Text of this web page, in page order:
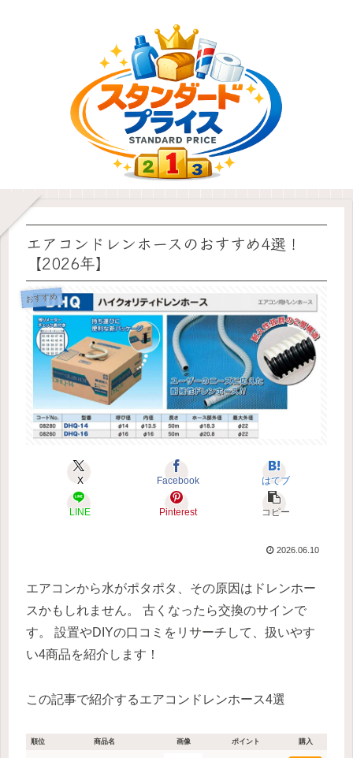
エアコンドレンホースのおすすめ4選！
【2026年】
おすすめ
X Facebook はてブ
LINE Pinterest コピー
2026.06.10
エアコンから水がポタポタ、その原因はドレンホー
スかもしれません。 古くなったら交換のサインで
す。 設置やDIYの口コミをリサーチして、扱いやす
い4商品を紹介します！
この記事で紹介するエアコンドレンホース4選
順位 商品名 画像 ポイント 購入